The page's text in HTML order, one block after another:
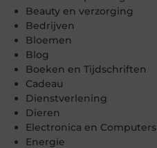
Beauty en verzorging
Bedrijven
Bloemen
Blog
Boeken en Tijdschriften
Cadeau
Dienstverlening
Dieren
Electronica en Computers
Energie